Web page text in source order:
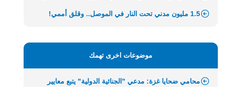
1.5 مليون مدني تحت النار في الموصل.. وقلق أممي!
موضوعات اخرى تهمك
محامي ضحايا غزة: مدعي "الجنائية الدولية" يتبع معايير